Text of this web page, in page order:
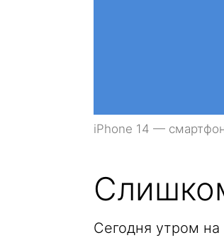
iPhone 14 —
Сегодня утром